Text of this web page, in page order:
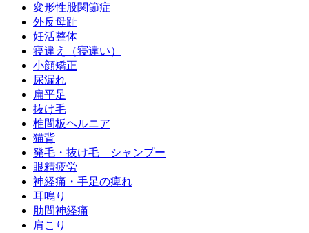
変形性股関節症
外反母趾
妊活整体
寝違え（寝違い）
小顔矯正
尿漏れ
扁平足
抜け毛
椎間板ヘルニア
猫背
発毛・抜け毛 シャンプー
眼精疲労
神経痛・手足の痺れ
耳鳴り
肋間神経痛
肩こり